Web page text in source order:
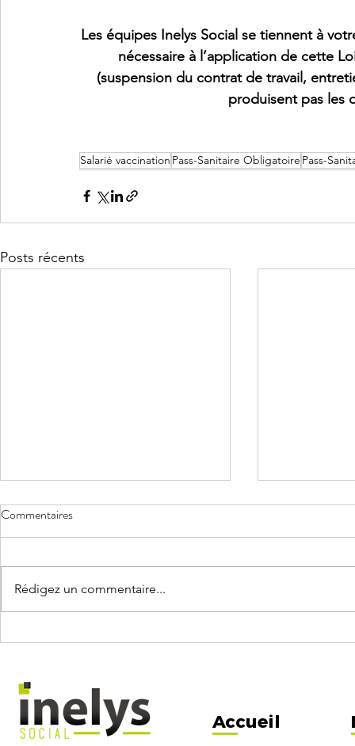
Les équipes Inelys Social se tiennent à
nécessaire à l’application de cette
(suspension du contrat de travail,
produisent pas les
Salarié vaccination Pass-Sanitaire Obligatoire Pass-
Posts récents
COVID-19 :
Commentaires
Rédigez un commentaire...
Accueil